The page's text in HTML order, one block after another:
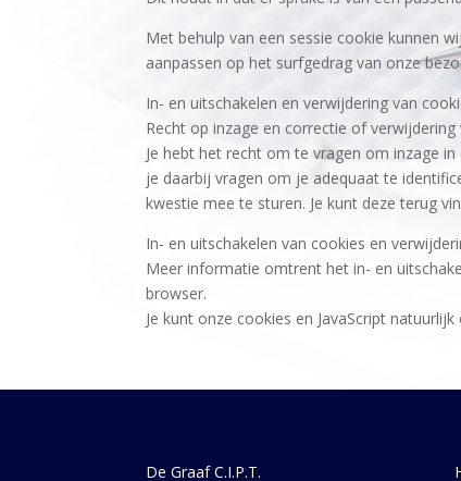
Met behulp van een sessie cookie kunnen
aanpassen op het surfgedrag van onze
In- en uitschakelen en verwijdering van
Recht op inzage en correctie of
Je hebt het recht om te vragen om inzage
je daarbij vragen om je adequaat te
kwestie mee te sturen. Je kunt deze terug
In- en uitschakelen van cookies en
Meer informatie omtrent het in- en
browser.
Je kunt onze cookies en JavaScript
De Graaf C.I.P.T.